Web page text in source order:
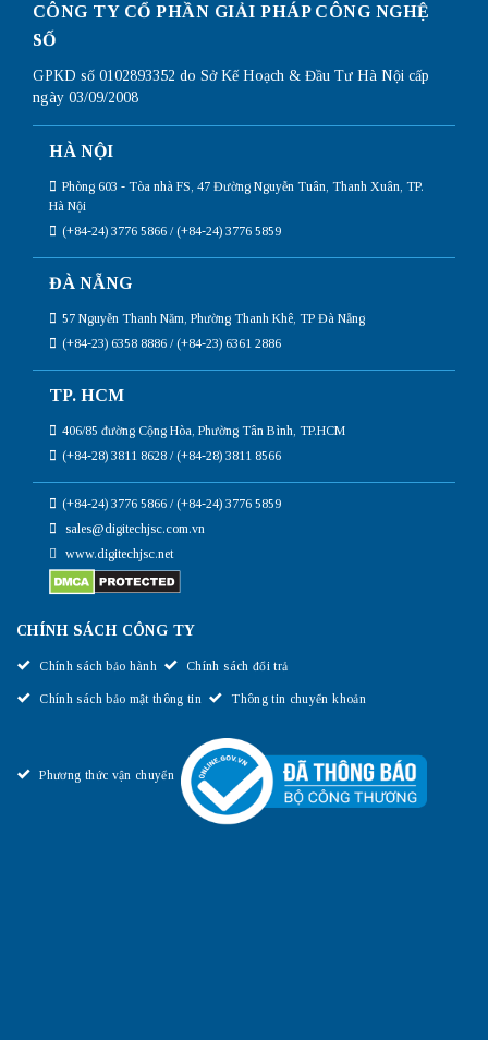
CÔNG TY CỔ PHẦN GIẢI PHÁP CÔNG NGHỆ
SỐ
GPKD số 0102893352 do Sở Kế Hoạch & Đầu Tư Hà Nội cấp
ngày 03/09/2008
HÀ NỘI
Phòng 603 - Tòa nhà FS, 47 Đường Nguyễn Tuân, Thanh Xuân, TP.
Hà Nội
(+84-24) 3776 5866 / (+84-24) 3776 5859
ĐÀ NẴNG
57 Nguyễn Thanh Năm, Phường Thanh Khê, TP Đà Nẵng
(+84-23) 6358 8886 / (+84-23) 6361 2886
TP. HCM
406/85 đường Cộng Hòa, Phường Tân Bình, TP.HCM
(+84-28) 3811 8628 / (+84-28) 3811 8566
(+84-24) 3776 5866 / (+84-24) 3776 5859
sales@digitechjsc.com.vn
www.digitechjsc.net
CHÍNH SÁCH CÔNG TY
Chính sách bảo hành Chính sách đổi trả
Chính sách bảo mật thông tin Thông tin chuyển khoản
Phương thức vận chuyển